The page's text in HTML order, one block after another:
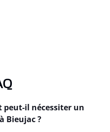
il nécessiter un
Bieujac ?